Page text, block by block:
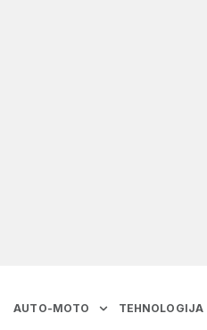
AUTO-MOTO TEHNOLOGIJA